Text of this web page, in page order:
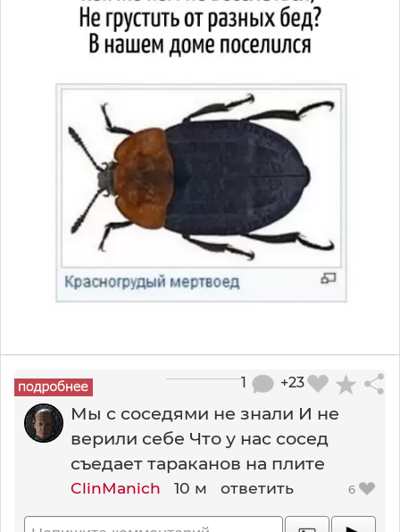
+23
1
Мы с соседями не знали И не
верили себе Что у нас сосед
съедает тараканов на плите
ClinManich 10 м ответить 6